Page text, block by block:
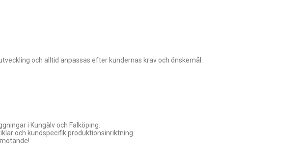
och alltid anpassas efter kundernas krav och önskemål.
i Kungälv och Falköping.
och kundspecifik produktionsinriktning.